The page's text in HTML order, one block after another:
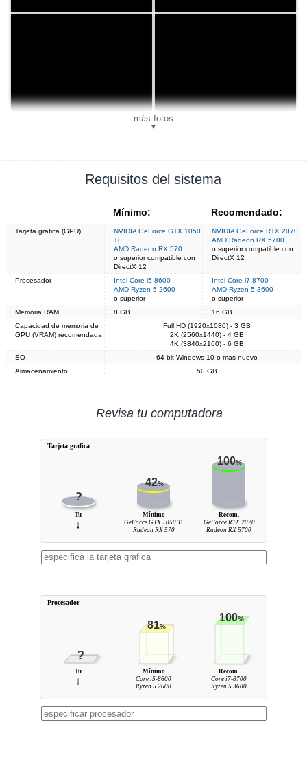
más fotos
▼
Requisitos del sistema
Mínimo: Recomendado:
Tarjeta grafica (GPU)
NVIDIA GeForce GTX 1050
Ti
AMD Radeon RX 570
o superior compatible con
DirectX 12
NVIDIA GeForce RTX 2070
AMD Radeon RX 5700
o superior compatible con
DirectX 12
Procesador
Intel Core i5-8600
AMD Ryzen 5 2600
o superior
Intel Core i7-8700
AMD Ryzen 5 3600
o superior
Memoria RAM
8 GB
16 GB
Capacidad de memoria de
GPU (VRAM) recomendada
Full HD (1920x1080) - 3 GB
2K (2560x1440) - 4 GB
4K (3840x2160) - 6 GB
SO
64-bit Windows 10 o mas nuevo
Almacenamiento
50 GB
Revisa tu computadora
?
42%
100%
Tu
↓
Mínimo
GeForce GTX 1050 Ti
Radeon RX 570
Recom.
GeForce RTX 2070
Radeon RX 5700
Tarjeta grafica
?
81%
100%
Tu
↓
Mínimo
Core i5-8600
Ryzen 5 2600
Recom.
Core i7-8700
Ryzen 5 3600
Procesador